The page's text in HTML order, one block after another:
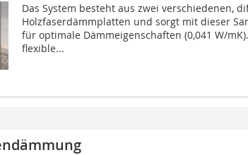
Das System besteht aus zwei verschiedenen,
Holzfaserdämmplatten und sorgt mit dieser
für optimale Dämmeigenschaften (0,041 W/
flexible...